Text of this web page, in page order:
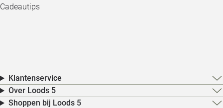
Cadeautips
Klantenservice
Over Loods 5
Shoppen bij Loods 5